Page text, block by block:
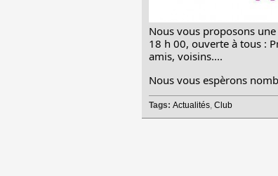
Nous vous proposons
18 h 00, ouverte à tous :
amis, voisins....
Nous vous espèrons
Tags: Actualités, Club